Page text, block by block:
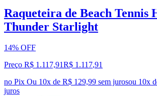
Raqueteira de Beach Tennis
Thunder Starlight
14% OFF
Preço R$ 1.117,91R$ 1.117,91
no Pix Ou 10x de R$ 129,99 sem jurosou 10x
juros